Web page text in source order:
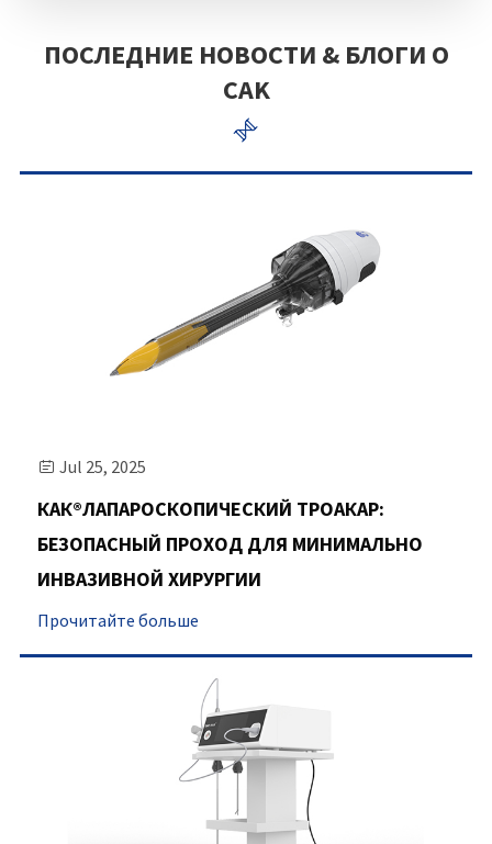
ПОСЛЕДНИЕ НОВОСТИ & БЛОГИ О
CAK

 Jul 25, 2025
КАК®ЛАПАРОСКОПИЧЕСКИЙ ТРОАКАР:
БЕЗОПАСНЫЙ ПРОХОД ДЛЯ МИНИМАЛЬНО
ИНВАЗИВНОЙ ХИРУРГИИ
Прочитайте больше